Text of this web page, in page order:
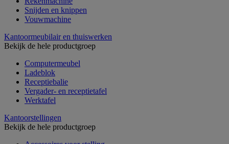
Snijden en knippen
Vouwmachine
Kantoormeubilair en thuiswerken
Bekijk de hele productgroep
Computermeubel
Ladeblok
Receptiebalie
Vergader- en receptietafel
Werktafel
Kantoorstellingen
Bekijk de hele productgroep